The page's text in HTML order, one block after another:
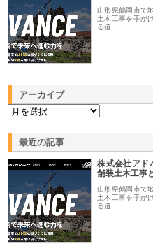
山形県鶴岡市で
土木工事を手が
る道…
アーカイブ
最近の記事
株式会社アド
舗装土木工事
山形県鶴岡市で
土木工事を手が
る道…